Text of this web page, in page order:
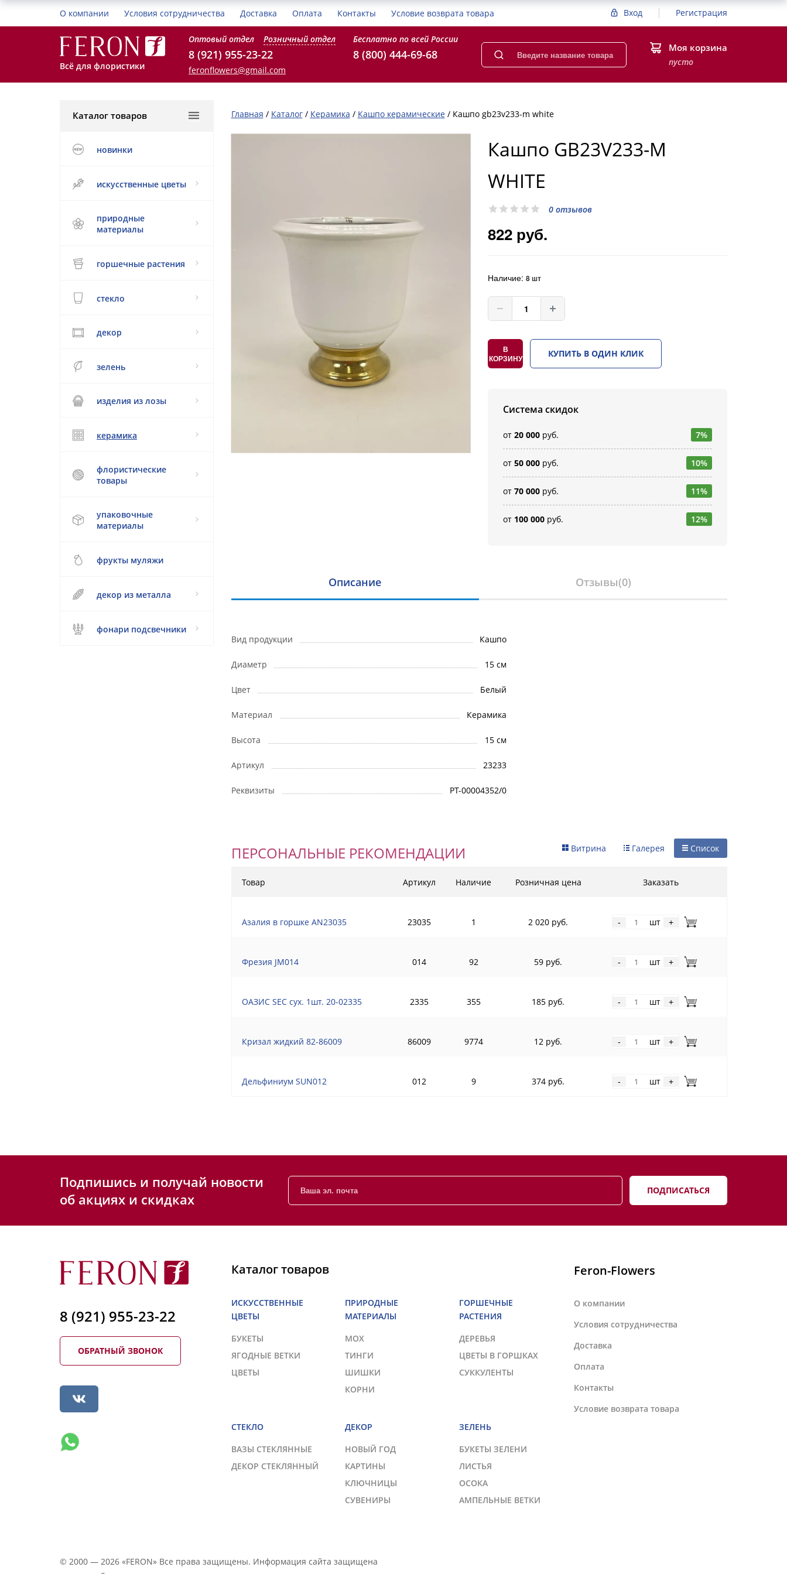
О компании Условия сотрудничества Доставка Оплата Контакты Условие возврата товара Вход Регистрация
Всё для флористики
Оптовый отдел Розничный отдел
8 (921) 955-23-22
feronflowers@gmail.com
Бесплатно по всей России
8 (800) 444-69-68 Моя корзина
пусто
Каталог товаров
новинки
искусственные цветы
природные
материалы
горшечные растения
стекло
декор
зелень
изделия из лозы
керамика
флористические
товары
упаковочные
материалы
фрукты муляжи
декор из металла
фонари подсвечники
Главная / Каталог / Керамика / Кашпо керамические / Кашпо gb23v233-m white
Кашпо GB23V233-M
WHITE
0 отзывов
822 руб.
Наличие:8 шт
В
КОРЗИНУ
КУПИТЬ В ОДИН КЛИК
Система скидок
от20 000 руб. 7%
от50 000 руб. 10%
от70 000 руб. 11%
от 100 000 руб. 12%
Описание Отзывы(0)
Вид продукции Кашпо
Диаметр 15 см
Цвет Белый
Материал Керамика
Высота 15 см
Артикул 23233
Реквизиты РТ-00004352/0
ПЕРСОНАЛЬНЫЕ РЕКОМЕНДАЦИИ Список
Галерея
Витрина
Товар Артикул Наличие Розничная цена Заказать
Азалия в горшке AN23035 23035 1 2 020 руб. - шт +
Фрезия JM014 014 92 59 руб. - шт +
ОАЗИС SEC сух. 1шт. 20-02335 2335 355 185 руб. - шт +
Кризал жидкий 82-86009 86009 9774 12 руб. - шт +
Дельфиниум SUN012 012 9 374 руб. - шт +
Подпишись и получай новости
об акциях и скидках
ПОДПИСАТЬСЯ
8 (921) 955-23-22
ОБРАТНЫЙ ЗВОНОК
Каталог товаров
ИСКУССТВЕННЫЕ
ЦВЕТЫ
БУКЕТЫ
ЯГОДНЫЕ ВЕТКИ
ЦВЕТЫ
ПРИРОДНЫЕ
МАТЕРИАЛЫ
МОХ
ТИНГИ
ШИШКИ
КОРНИ
ГОРШЕЧНЫЕ
РАСТЕНИЯ
ДЕРЕВЬЯ
ЦВЕТЫ В ГОРШКАХ
СУККУЛЕНТЫ
СТЕКЛО
ВАЗЫ СТЕКЛЯННЫЕ
ДЕКОР СТЕКЛЯННЫЙ
ДЕКОР
НОВЫЙ ГОД
КАРТИНЫ
КЛЮЧНИЦЫ
СУВЕНИРЫ
ЗЕЛЕНЬ
БУКЕТЫ ЗЕЛЕНИ
ЛИСТЬЯ
ОСОКА
АМПЕЛЬНЫЕ ВЕТКИ
Feron-Flowers
О компании
Условия сотрудничества
Доставка
Оплата
Контакты
Условие возврата товара
© 2000 — 2026 «FERON» Все права защищены. Информация сайта защищена